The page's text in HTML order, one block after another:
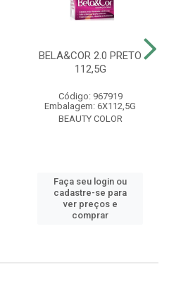
BELA&COR 2.0 PRETO
112,5G
Código: 967919
Embalagem: 6X112,5G
BEAUTY COLOR
Faça seu login ou
cadastre-se para
ver preços e
comprar